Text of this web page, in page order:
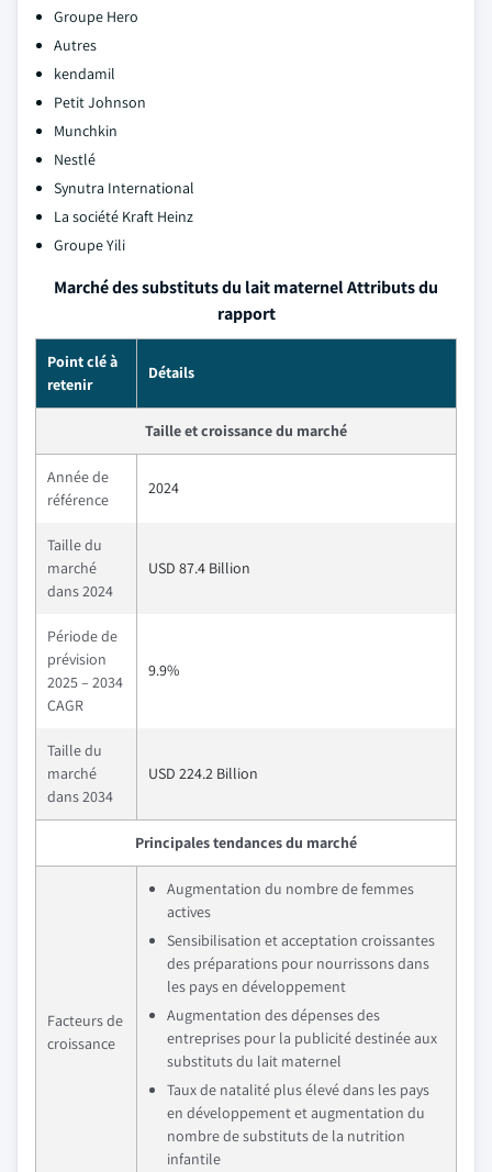
Groupe Hero
Autres
kendamil
Petit Johnson
Munchkin
Nestlé
Synutra International
La société Kraft Heinz
Groupe Yili
Marché des substituts du lait maternel Attributs du
rapport
Point clé à
retenir
Détails
Taille et croissance du marché
Année de
référence
2024
Taille du
marché
dans 2024
USD 87.4 Billion
Période de
prévision
2025 – 2034
CAGR
9.9%
Taille du
marché
dans 2034
USD 224.2 Billion
Principales tendances du marché
Facteurs de
croissance
Augmentation du nombre de femmes
actives
Sensibilisation et acceptation croissantes
des préparations pour nourrissons dans
les pays en développement
Augmentation des dépenses des
entreprises pour la publicité destinée aux
substituts du lait maternel
Taux de natalité plus élevé dans les pays
en développement et augmentation du
nombre de substituts de la nutrition
infantile